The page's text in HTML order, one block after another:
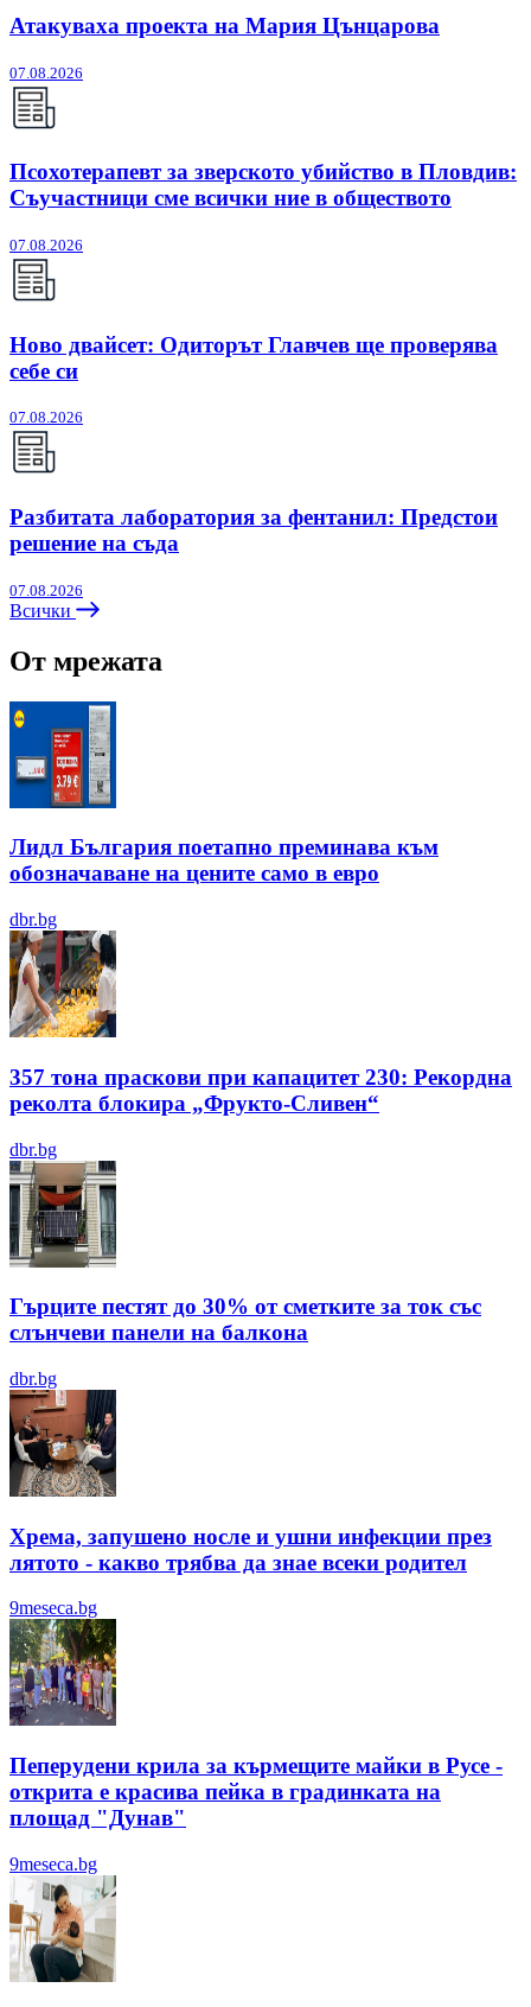
Атакуваха проекта на Мария Цънцарова
07.08.2026
Псохотерапевт за зверското убийство в Пловдив:
Съучастници сме всички ние в обществото
07.08.2026
Ново двайсет: Одиторът Главчев ще проверява
себе си
07.08.2026
Разбитата лаборатория за фентанил: Предстои
решение на съда
07.08.2026
Всички
От мрежата
Лидл България поетапно преминава към
обозначаване на цените само в евро
dbr.bg
357 тона праскови при капацитет 230: Рекордна
реколта блокира „Фрукто-Сливен“
dbr.bg
Гърците пестят до 30% от сметките за ток със
слънчеви панели на балкона
dbr.bg
Хрема, запушено носле и ушни инфекции през
лятотo - какво трябва да знае всеки родител
9meseca.bg
Пеперудени крила за кърмещите майки в Русе -
открита е красива пейка в градинката на
площад "Дунав"
9meseca.bg